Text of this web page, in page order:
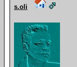
s.oli